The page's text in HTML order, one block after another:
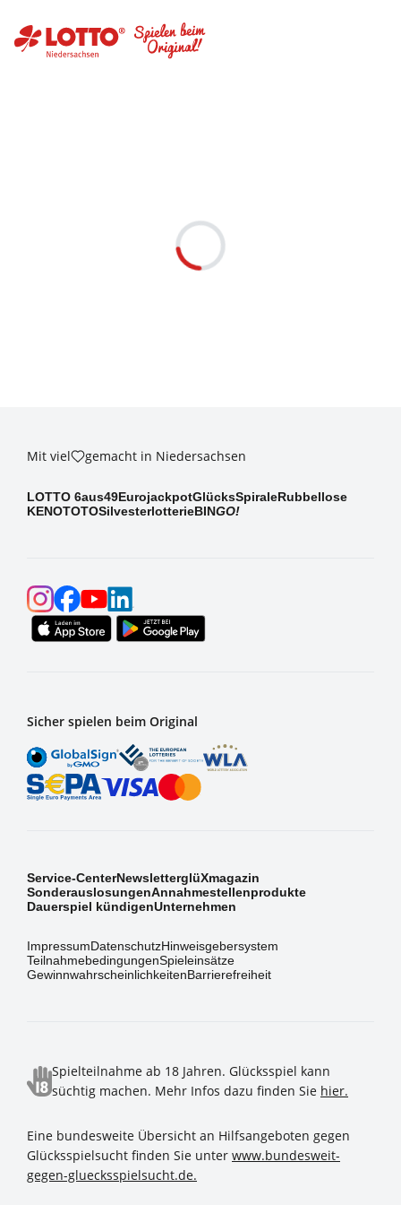
Lade ...
Mit viel gemacht in Niedersachsen
LOTTO 6aus49EurojackpotGlücksSpiraleRubbellose
KENOTOTOSilvesterlotterieBINGO!
Sicher spielen beim Original
Service-CenterNewsletterglüXmagazin
SonderauslosungenAnnahmestellenprodukte
Dauerspiel kündigenUnternehmen
ImpressumDatenschutzHinweisgebersystem
TeilnahmebedingungenSpieleinsätze
GewinnwahrscheinlichkeitenBarrierefreiheit
Spielteilnahme ab 18 Jahren. Glücksspiel kann
süchtig machen. Mehr Infos dazu finden Sie hier.
Eine bundesweite Übersicht an Hilfsangeboten gegen
Glücksspielsucht finden Sie unter www.bundesweit-
gegen-gluecksspielsucht.de.